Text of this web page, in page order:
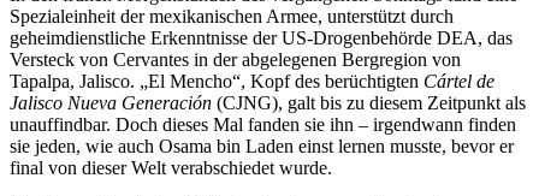
Spezialeinheit der mexikanischen Armee, unterstützt durch
geheimdienstliche Erkenntnisse der US-Drogenbehörde DEA, das
Versteck von Cervantes in der abgelegenen Bergregion von
Tapalpa, Jalisco. „El Mencho“, Kopf des berüchtigten Cártel de
Jalisco Nueva Generación (CJNG), galt bis zu diesem Zeitpunkt als
unauffindbar. Doch dieses Mal fanden sie ihn – irgendwann finden
sie jeden, wie auch Osama bin Laden einst lernen musste, bevor er
final von dieser Welt verabschiedet wurde.